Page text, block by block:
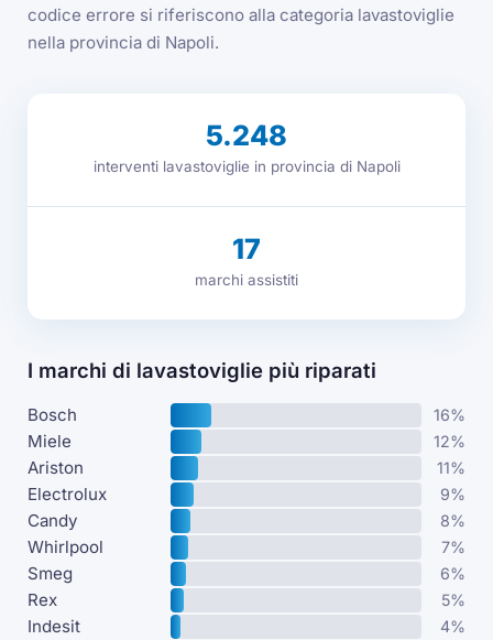
codice errore si riferiscono alla categoria lavastoviglie
nella provincia di Napoli.
5.248
interventi lavastoviglie in provincia di Napoli
17
marchi assistiti
I marchi di lavastoviglie più riparati
Bosch 16%
Miele 12%
Ariston 11%
Electrolux 9%
Candy 8%
Whirlpool 7%
Smeg 6%
Rex 5%
Indesit 4%